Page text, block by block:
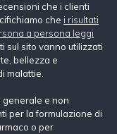
che i clienti
che i risultati
a persona leggi
sul sito vanno utilizzati
bellezza e
malattie.
generale e non
per la formulazione di
o per